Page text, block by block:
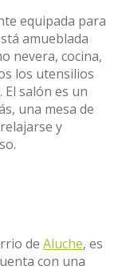
equipada para
amueblada
nevera, cocina,
los utensilios
salón es un
una mesa de
y
de Aluche, es
con una